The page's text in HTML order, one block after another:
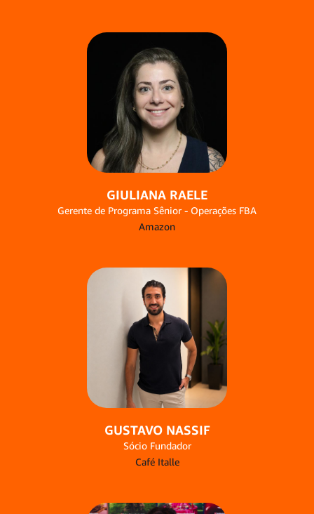
GIULIANA RAELE
Gerente de Programa Sênior - Operações FBA
Amazon
GUSTAVO NASSIF
Sócio Fundador
Café Italle